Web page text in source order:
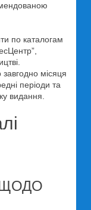
по каталогам
місяця
періоди та
видання.
ЩОДО